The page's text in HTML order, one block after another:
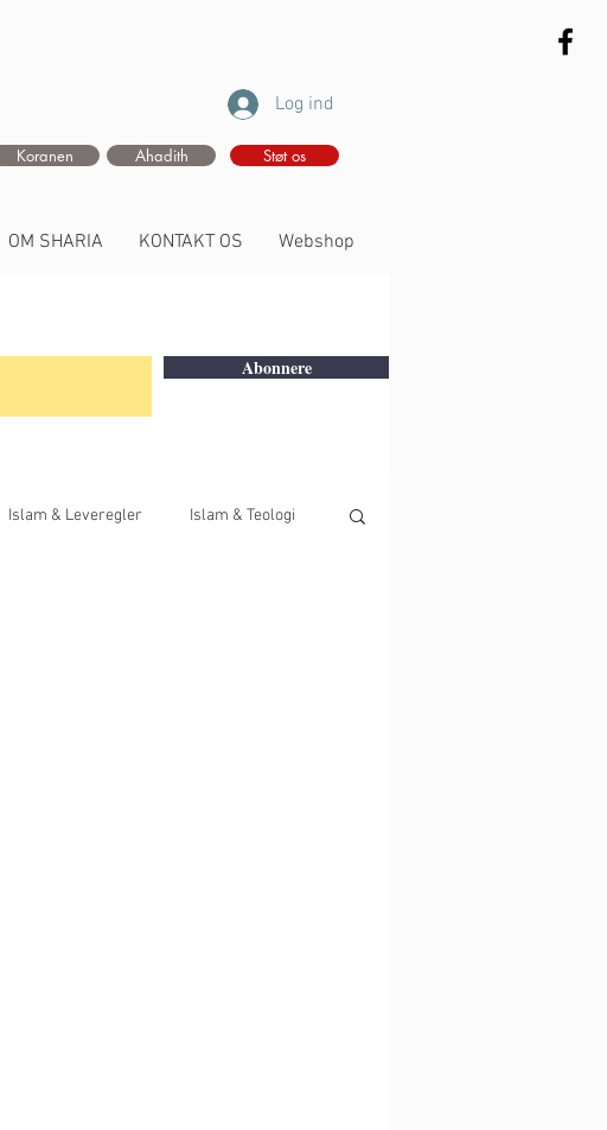
Log ind
Koranen Ahadith Støt os
OM SHARIA KONTAKT OS Webshop
Abonnere
Islam & Leveregler Islam & Teologi